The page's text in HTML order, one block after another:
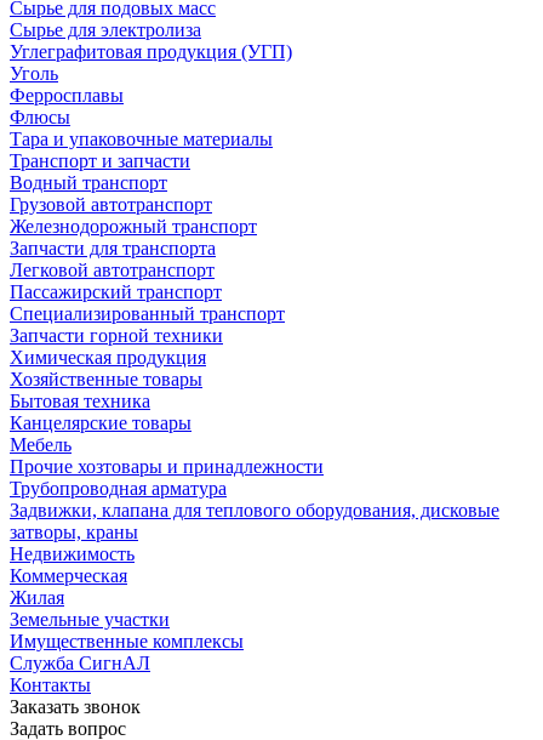
Сырье для подовых масс
Сырье для электролиза
Углеграфитовая продукция (УГП)
Уголь
Ферросплавы
Флюсы
Тара и упаковочные материалы
Транспорт и запчасти
Водный транспорт
Грузовой автотранспорт
Железнодорожный транспорт
Запчасти для транспорта
Легковой автотранспорт
Пассажирский транспорт
Специализированный транспорт
Запчасти горной техники
Химическая продукция
Хозяйственные товары
Бытовая техника
Канцелярские товары
Мебель
Прочие хозтовары и принадлежности
Трубопроводная арматура
Задвижки, клапана для теплового оборудования, дисковые
затворы, краны
Недвижимость
Коммерческая
Жилая
Земельные участки
Имущественные комплексы
Служба СигнАЛ
Контакты
Заказать звонок
Задать вопрос